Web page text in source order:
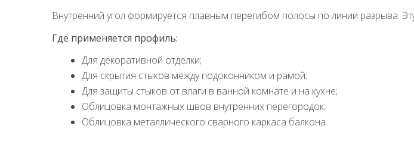
Внутренний угол формируется плавным перегибом полосы по линии разрыва.
Где применяется профиль:
Для декоративной отделки;
Для скрытия стыков между подоконником и рамой;
Для защиты стыков от влаги в ванной комнате и на кухне;
Облицовка монтажных швов внутренних перегородок;
Облицовка металлического сварного каркаса балкона.